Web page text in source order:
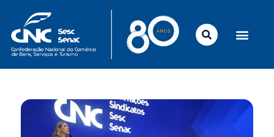
conteúdo